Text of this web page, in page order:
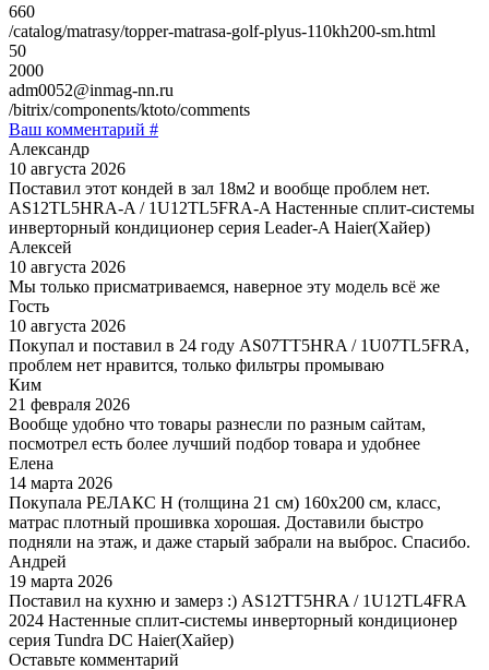
660
/catalog/matrasy/topper-matrasa-golf-plyus-110kh200-sm.html
50
2000
adm0052@inmag-nn.ru
/bitrix/components/ktoto/comments
Ваш комментарий #
Александр
10 августа 2026
Поставил этот кондей в зал 18м2 и вообще проблем нет.
AS12TL5HRA-A / 1U12TL5FRA-A Настенные сплит-системы
инверторный кондиционер серия Leader-A Haier(Хайер)
Алексей
10 августа 2026
Мы только присматриваемся, наверное эту модель всё же
Гость
10 августа 2026
Покупал и поставил в 24 году AS07TT5HRA / 1U07TL5FRA,
проблем нет нравится, только фильтры промываю
Ким
21 февраля 2026
Вообще удобно что товары разнесли по разным сайтам,
посмотрел есть более лучший подбор товара и удобнее
Елена
14 марта 2026
Покупала РЕЛАКС Н (толщина 21 см) 160х200 см, класс,
матрас плотный прошивка хорошая. Доставили быстро
подняли на этаж, и даже старый забрали на выброс. Спасибо.
Андрей
19 марта 2026
Поставил на кухню и замерз :) AS12TT5HRA / 1U12TL4FRA
2024 Настенные сплит-системы инверторный кондиционер
серия Tundra DC Haier(Хайер)
Оставьте комментарий